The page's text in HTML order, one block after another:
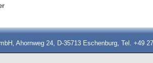
Ahornweg 24, D-35713 Eschenburg, Tel. +49